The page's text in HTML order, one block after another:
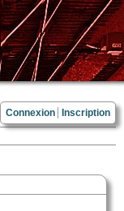
Connexion Inscription